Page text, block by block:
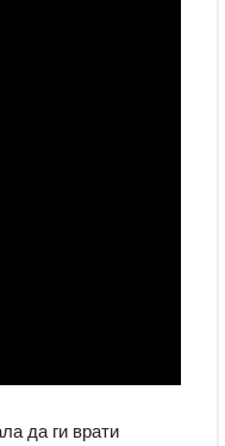
да ги врати